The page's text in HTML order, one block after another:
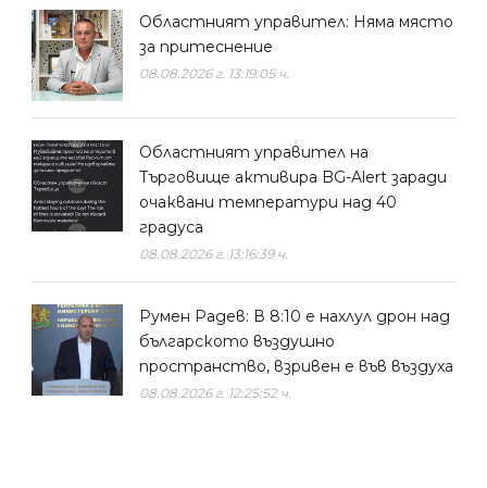
Областният управител: Няма място
за притеснение
08.08.2026 г. 13:19:05 ч.
Областният управител на
Търговище активира BG-Alert заради
очаквани температури над 40
градуса
08.08.2026 г. 13:16:39 ч.
Румен Радев: В 8:10 е нахлул дрон над
българското въздушно
пространство, взривен е във въздуха
08.08.2026 г. 12:25:52 ч.